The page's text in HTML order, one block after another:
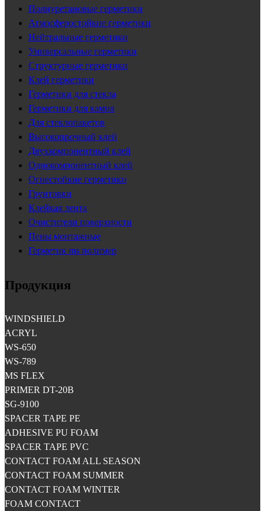
Полиуретановые герметики
Атмосферостойкие герметики
Нейтральные герметики
Универсальные герметики
Структурные герметики
Клей герметики
Герметики для стекла
Герметики для камня
Для стеклопакетов
Высокопрочный клей
Двухкомпонентный клей
Однокомпонентный клей
Огнестойкие герметики
Грунтовки
Клейкая лента
Очистители поверхности
Пены монтажные
Герметик ms полимер
Продукция
WINDSHIELD
ACRYL
WS-650
WS-789
MS FLEX
PRIMER DT-20B
SG-9100
SPACER TAPE PE
ADHESIVE PU FOAM
SPАCER TAPE PVC
CONTACT FOAM ALL SEASON
CONTACT FOAM SUMMER
CONTACT FOAM WINTER
FOAM CONTACT